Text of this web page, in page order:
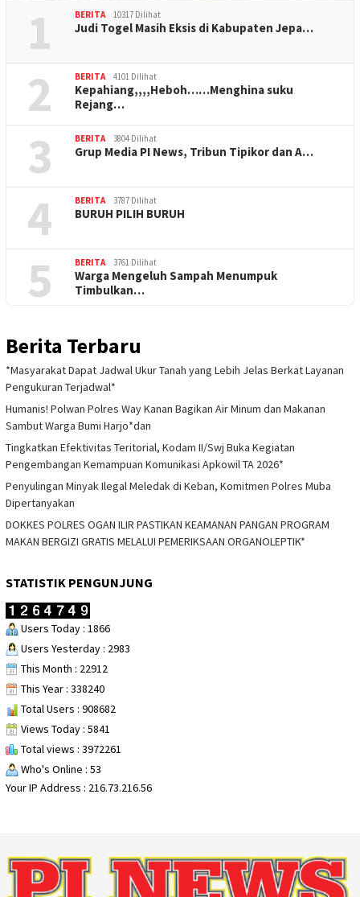
1 BERITA 10317 Dilihat
Judi Togel Masih Eksis di Kabupaten Jepa…
2 BERITA 4101 Dilihat
Kepahiang,,,,Heboh……Menghina suku
Rejang…
3 BERITA 3804 Dilihat
Grup Media PI News, Tribun Tipikor dan A…
4 BERITA 3787 Dilihat
BURUH PILIH BURUH
5 BERITA 3761 Dilihat
Warga Mengeluh Sampah Menumpuk
Timbulkan…
Berita Terbaru
*Masyarakat Dapat Jadwal Ukur Tanah yang Lebih Jelas Berkat Layanan
Pengukuran Terjadwal*
Humanis! Polwan Polres Way Kanan Bagikan Air Minum dan Makanan
Sambut Warga Bumi Harjo*dan
Tingkatkan Efektivitas Teritorial, Kodam II/Swj Buka Kegiatan
Pengembangan Kemampuan Komunikasi Apkowil TA 2026*
Penyulingan Minyak Ilegal Meledak di Keban, Komitmen Polres Muba
Dipertanyakan
DOKKES POLRES OGAN ILIR PASTIKAN KEAMANAN PANGAN PROGRAM
MAKAN BERGIZI GRATIS MELALUI PEMERIKSAAN ORGANOLEPTIK*
STATISTIK PENGUNJUNG
Users Today : 1866
Users Yesterday : 2983
This Month : 22912
This Year : 338240
Total Users : 908682
Views Today : 5841
Total views : 3972261
Who's Online : 53
Your IP Address : 216.73.216.56